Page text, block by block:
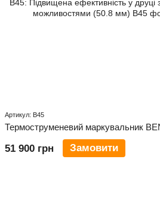
Артикул: B45
51 900 грн Замовити